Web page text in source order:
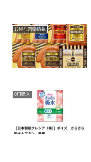
お得な買物情報
0円購入